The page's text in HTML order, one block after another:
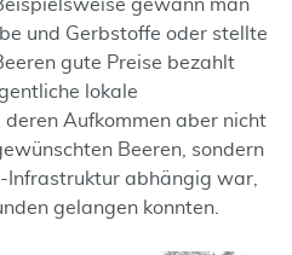
gewann man
und Gerbstoffe oder stellte
gute Preise bezahlt
lokale
Aufkommen aber nicht
Beeren, sondern
Infrastruktur abhängig war,
gelangen konnten.